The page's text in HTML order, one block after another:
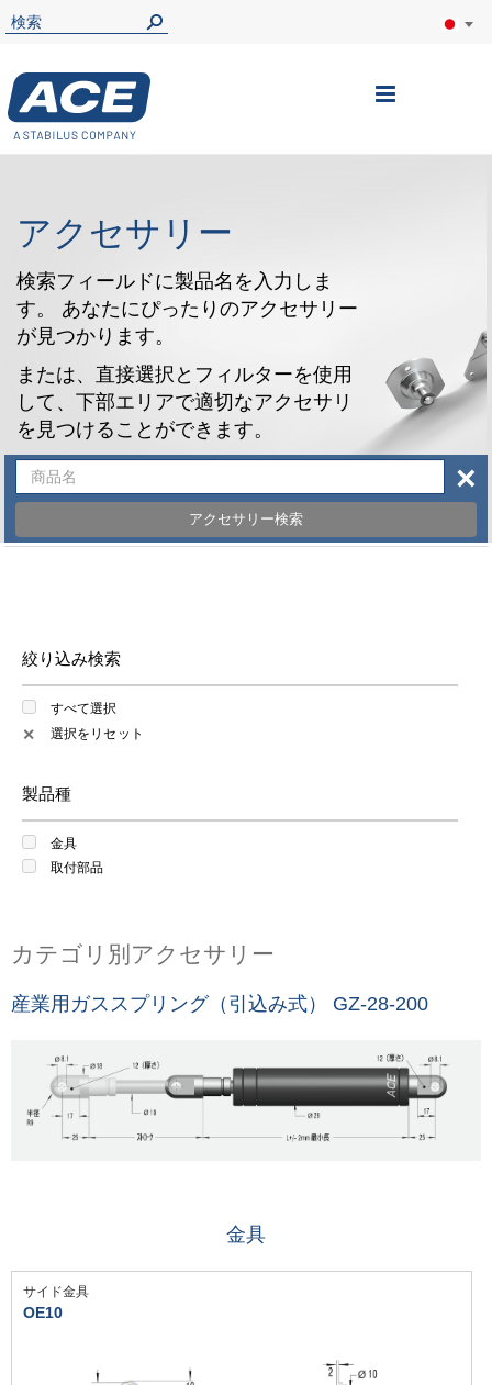
ナ
アクセサリー
検索フィールドに製品名を入力しま
す。 あなたにぴったりのアクセサリー
が見つかります。
または、直接選択とフィルターを使用
して、下部エリアで適切なアクセサリ
を見つけることができます。
アクセサリー検索
×
絞り込み検索
すべて選択
✕ 選択をリセット
製品種
金具
取付部品
カテゴリ別アクセサリー
産業用ガススプリング（引込み式） GZ-28-200
金具
サイド金具
OE10